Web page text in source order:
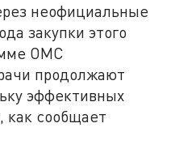
неофициальные
закупки этого
ОМС
продолжают
эффективных
как сообщает